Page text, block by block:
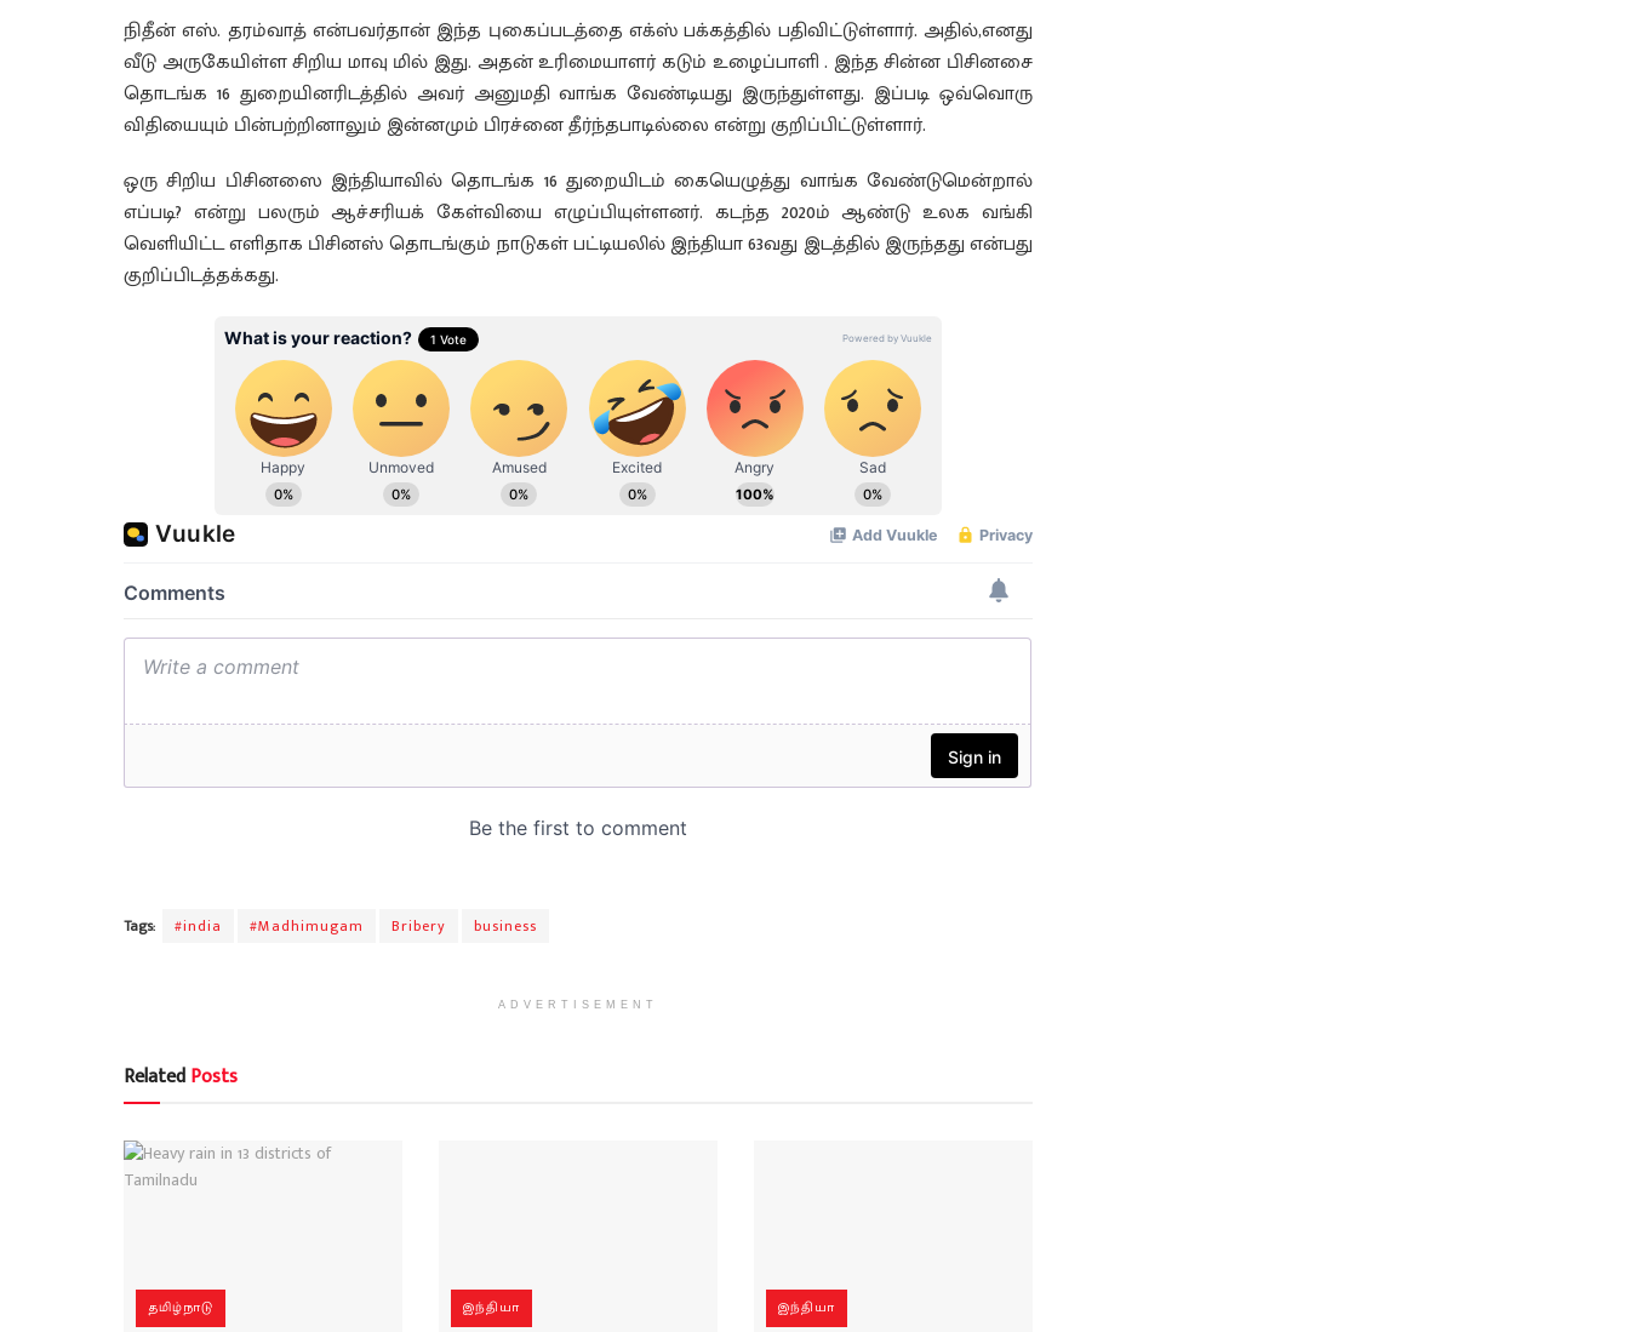
நிதீன் எஸ். தரம்வாத் என்பவர்தான் இந்த புகைப்படத்தை எக்ஸ் பக்கத்தில் பதிவிட்டுள்ளார். அதில்,எனது
வீடு அருகேயிள்ள சிறிய மாவு மில் இது. அதன் உரிமையாளர் கடும் உழைப்பாளி . இந்த சின்ன பிசினசை
தொடங்க 16 துறையினரிடத்தில் அவர் அனுமதி வாங்க வேண்டியது இருந்துள்ளது. இப்படி ஒவ்வொரு
விதியையும் பின்பற்றினாலும் இன்னமும் பிரச்னை தீர்ந்தபாடில்லை என்று குறிப்பிட்டுள்ளார்.
ஒரு சிறிய பிசினஸை இந்தியாவில் தொடங்க 16 துறையிடம் கையெழுத்து வாங்க வேண்டுமென்றால்
எப்படி? என்று பலரும் ஆச்சரியக் கேள்வியை எழுப்பியுள்ளனர். கடந்த 2020ம் ஆண்டு உலக வங்கி
வெளியிட்ட எளிதாக பிசினஸ் தொடங்கும் நாடுகள் பட்டியலில் இந்தியா 63வது இடத்தில் இருந்தது என்பது
குறிப்பிடத்தக்கது.
Tags: #india #Madhimugam Bribery business
ADVERTISEMENT
RelatedPosts
தமிழ்நாடு இந்தியா இந்தியா